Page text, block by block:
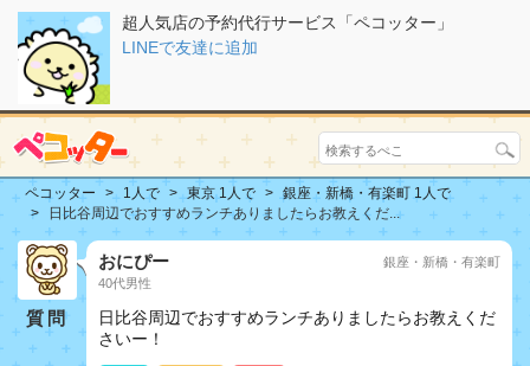
超人気店の予約代行サービス「ペコッター」
LINEで友達に追加
ペコッター 1人で 東京 1人で
銀座・新橋・有楽町 1人で
日比谷周辺でおすすめランチありましたらお教えくだ...
質問
おにぴー
40代男性
銀座・新橋・有楽町
日比谷周辺でおすすめランチありましたらお教えくだ
さいー！